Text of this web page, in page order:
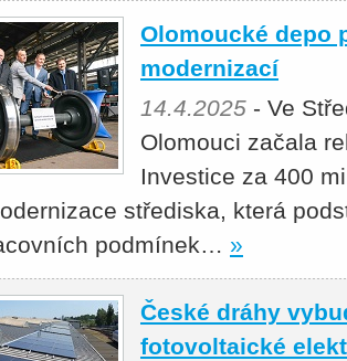
Olomoucké depo
modernizací
14.4.2025 - Ve
Olomouci začala
Investice za 400
střediska, která
podmínek… »
České dráhy
fotovoltaické